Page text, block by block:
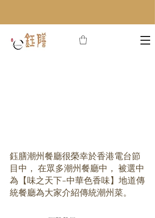
鈺膳潮州餐廳很榮幸於香港電台節
目中， 在眾多潮州餐廳中， 被選中
為【味之天下-中華色香味】地道傳
統餐廳為大家介紹傳統潮州菜。